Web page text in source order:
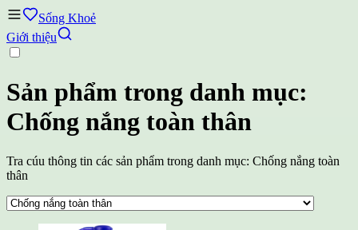
Sống Khoẻ
Giới thiệu
Sản phẩm trong danh mục:
Chống nắng toàn thân
Tra cúu thông tin các sản phẩm trong danh mục: Chống nắng toàn
thân